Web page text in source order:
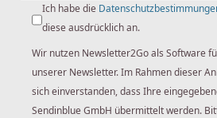
Ich habe die
diese ausdrücklich an.
Wir nutzen Newsletter2Go als Software
unserer Newsletter. Im Rahmen dieser
sich einverstanden, dass Ihre
Sendinblue GmbH übermittelt werden.